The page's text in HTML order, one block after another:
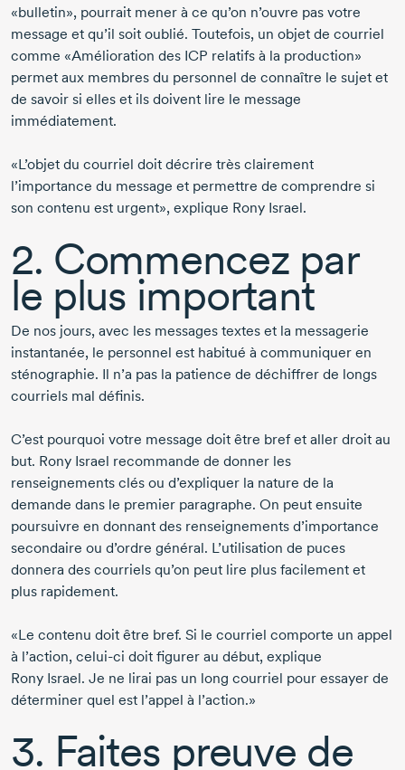
«bulletin», pourrait mener à ce qu’on n’ouvre pas votre
message et qu’il soit oublié. Toutefois, un objet de courriel
comme «Amélioration des ICP relatifs à la production»
permet aux membres du personnel de connaître le sujet et
de savoir si elles et ils doivent lire le message
immédiatement.
«L’objet du courriel doit décrire très clairement
l’importance du message et permettre de comprendre si
son contenu est urgent», explique Rony Israel.
2. Commencez par
le plus important
De nos jours, avec les messages textes et la messagerie
instantanée, le personnel est habitué à communiquer en
sténographie. Il n’a pas la patience de déchiffrer de longs
courriels mal définis.
C’est pourquoi votre message doit être bref et aller droit au
but. Rony Israel recommande de donner les
renseignements clés ou d’expliquer la nature de la
demande dans le premier paragraphe. On peut ensuite
poursuivre en donnant des renseignements d’importance
secondaire ou d’ordre général. L’utilisation de puces
donnera des courriels qu’on peut lire plus facilement et
plus rapidement.
«Le contenu doit être bref. Si le courriel comporte un appel
à l’action, celui-ci doit figurer au début, explique
Rony Israel. Je ne lirai pas un long courriel pour essayer de
déterminer quel est l’appel à l’action.»
3. Faites preuve de